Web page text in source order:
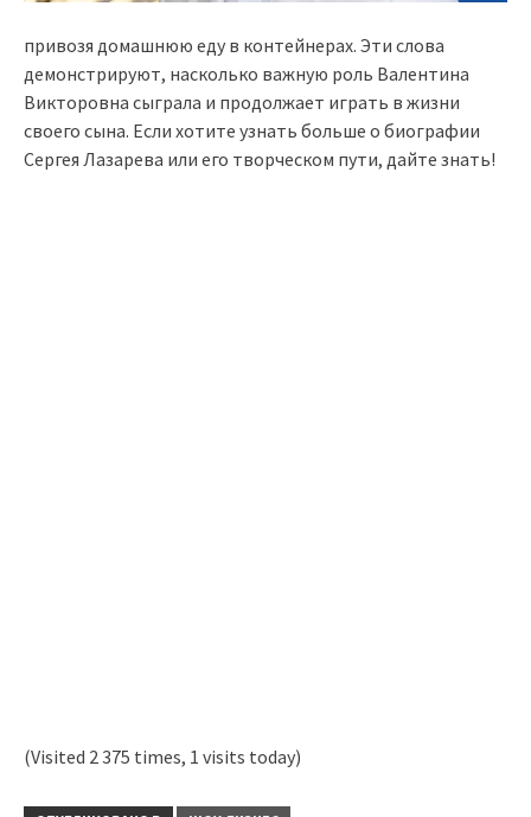
привозя домашнюю еду в контейнерах. Эти слова
демонстрируют, насколько важную роль Валентина
Викторовна сыграла и продолжает играть в жизни
своего сына. Если хотите узнать больше о биографии
Сергея Лазарева или его творческом пути, дайте знать!
(Visited 2 375 times, 1 visits today)